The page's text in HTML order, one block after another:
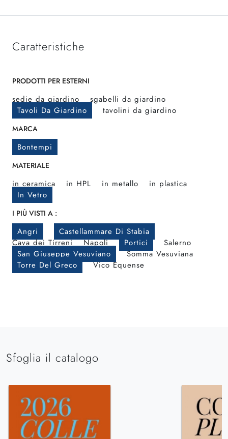
Caratteristiche
PRODOTTI PER ESTERNI
sedie da giardino
sgabelli da giardino
Tavoli Da Giardino
tavolini da giardino
MARCA
Bontempi
MATERIALE
in ceramica in HPL in metallo
in plastica
In Vetro
I PIÙ VISTI A :
Angri
Castellammare Di Stabia
Cava dei Tirreni
Napoli Portici
Salerno
San Giuseppe Vesuviano
Somma Vesuviana
Torre Del Greco
Vico Equense
Sfoglia il catalogo